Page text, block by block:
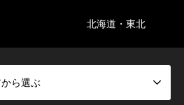
北海道・東北
ら選ぶ